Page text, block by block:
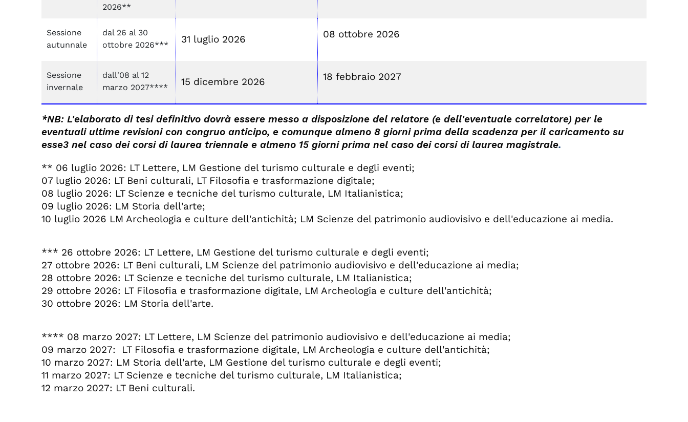
2026**
Sessione
autunnale
dal 26 al 30
ottobre 2026***
31 luglio 2026 08 ottobre 2026
Sessione
invernale
dall'08 al 12
marzo 2027****
15 dicembre 2026 18 febbraio 2027
*NB: L'elaborato di tesi definitivo dovrà essere messo a disposizione del relatore (e dell'eventuale correlatore) per le
eventuali ultime revisioni con congruo anticipo, e comunque almeno 8 giorni prima della scadenza per il caricamento su
esse3 nel caso dei corsi di laurea triennale e almeno 15 giorni prima nel caso dei corsi di laurea magistrale.
** 06 luglio 2026: LT Lettere, LM Gestione del turismo culturale e degli eventi;
07 luglio 2026: LT Beni culturali, LT Filosofia e trasformazione digitale;
08 luglio 2026: LT Scienze e tecniche del turismo culturale, LM Italianistica;
09 luglio 2026: LM Storia dell'arte;
10 luglio 2026 LM Archeologia e culture dell'antichità; LM Scienze del patrimonio audiovisivo e dell'educazione ai media.
*** 26 ottobre 2026: LT Lettere, LM Gestione del turismo culturale e degli eventi;
27 ottobre 2026: LT Beni culturali, LM Scienze del patrimonio audiovisivo e dell'educazione ai media;
28 ottobre 2026: LT Scienze e tecniche del turismo culturale, LM Italianistica;
29 ottobre 2026: LT Filosofia e trasformazione digitale, LM Archeologia e culture dell'antichità;
30 ottobre 2026: LM Storia dell'arte.
**** 08 marzo 2027: LT Lettere, LM Scienze del patrimonio audiovisivo e dell'educazione ai media;
09 marzo 2027: LT Filosofia e trasformazione digitale, LM Archeologia e culture dell'antichità;
10 marzo 2027: LM Storia dell'arte, LM Gestione del turismo culturale e degli eventi;
11 marzo 2027: LT Scienze e tecniche del turismo culturale, LM Italianistica;
12 marzo 2027: LT Beni culturali.